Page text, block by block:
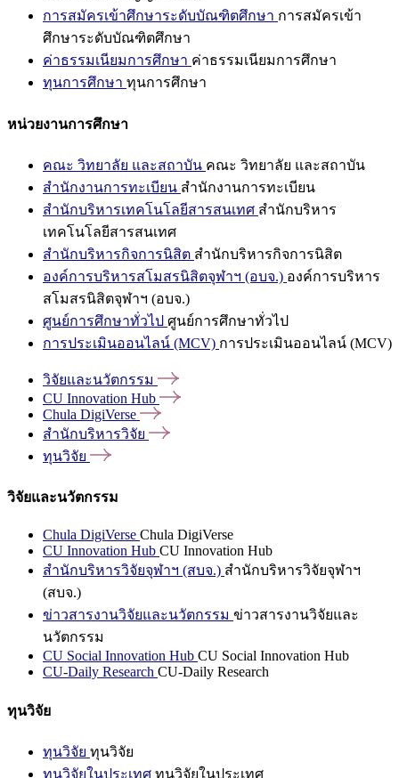
การสมัครเข้าศึกษาระดับบัณฑิตศึกษา การสมัครเข้า
ศึกษาระดับบัณฑิตศึกษา
ค่าธรรมเนียมการศึกษา ค่าธรรมเนียมการศึกษา
ทุนการศึกษา ทุนการศึกษา
หน่วยงานการศึกษา
คณะ วิทยาลัย และสถาบัน คณะ วิทยาลัย และสถาบัน
สำนักงานการทะเบียน สำนักงานการทะเบียน
สำนักบริหารเทคโนโลยีสารสนเทศ สำนักบริหาร
เทคโนโลยีสารสนเทศ
สำนักบริหารกิจการนิสิต สำนักบริหารกิจการนิสิต
องค์การบริหารสโมสรนิสิตจุฬาฯ (อบจ.) องค์การบริหาร
สโมสรนิสิตจุฬาฯ (อบจ.)
ศูนย์การศึกษาทั่วไป ศูนย์การศึกษาทั่วไป
การประเมินออนไลน์ (MCV) การประเมินออนไลน์ (MCV)
วิจัยและนวัตกรรม
CU Innovation Hub
Chula DigiVerse
สำนักบริหารวิจัย
ทุนวิจัย
วิจัยและนวัตกรรม
Chula DigiVerse Chula DigiVerse
CU Innovation Hub CU Innovation Hub
สำนักบริหารวิจัยจุฬาฯ (สบจ.) สำนักบริหารวิจัยจุฬาฯ
(สบจ.)
ข่าวสารงานวิจัยและนวัตกรรม ข่าวสารงานวิจัยและ
นวัตกรรม
CU Social Innovation Hub CU Social Innovation Hub
CU-Daily Research CU-Daily Research
ทุนวิจัย
ทุนวิจัย ทุนวิจัย
ทุนวิจัยในประเทศ ทุนวิจัยในประเทศ